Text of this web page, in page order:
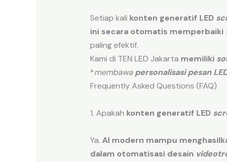
Setiap kali konten generatif LED
ini secara otomatis memperbaiki
paling efektif.
Kami di TEN LED Jakarta memiliki
*membawa personalisasi pesan
Frequently Asked Questions (FAQ)
1. Apakah konten generatif LED
Ya. AI modern mampu
dalam otomatisasi desain